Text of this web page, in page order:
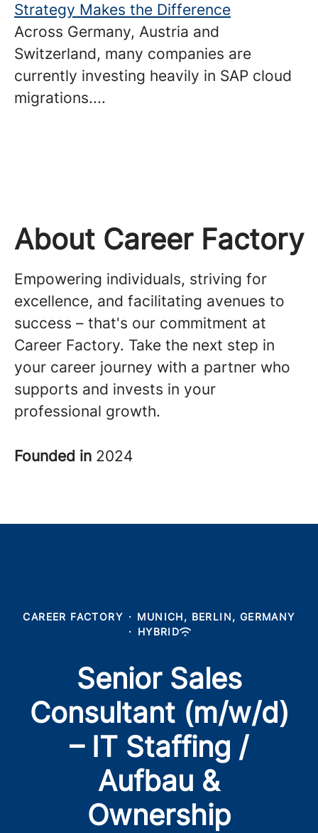
Strategy Makes the Difference
Across Germany, Austria and
Switzerland, many companies are
currently investing heavily in SAP cloud
migrations....
About Career Factory
Empowering individuals, striving for
excellence, and facilitating avenues to
success – that's our commitment at
Career Factory. Take the next step in
your career journey with a partner who
supports and invests in your
professional growth.
Founded in 2024
CAREER FACTORY · MUNICH, BERLIN, GERMANY
· HYBRID
Senior Sales
Consultant (m/w/d)
– IT Staffing /
Aufbau &
Ownership